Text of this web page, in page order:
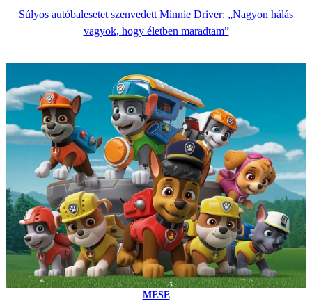
Súlyos autóbalesetet szenvedett Minnie Driver: „Nagyon hálás
vagyok, hogy életben maradtam”
MESE